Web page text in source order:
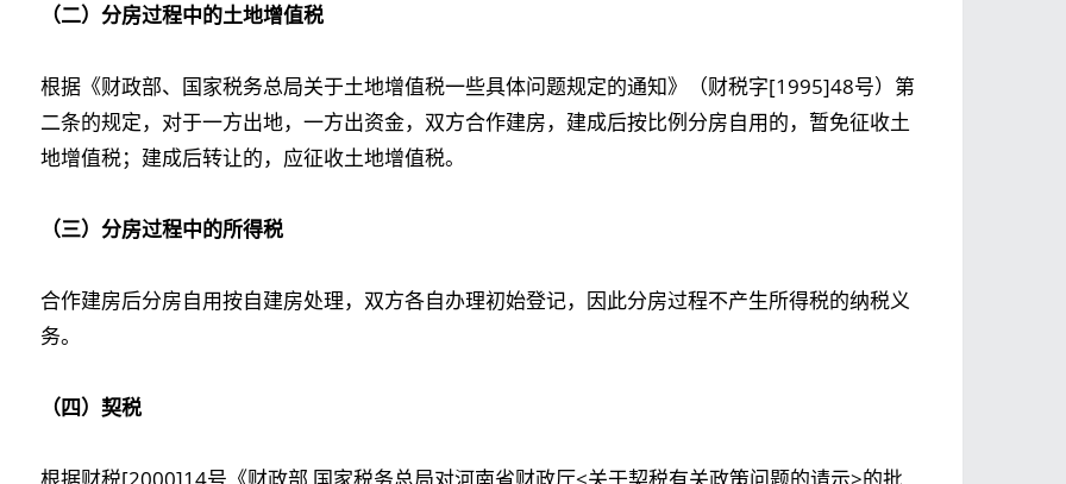
（二）分房过程中的土地增值税
根据《财政部、国家税务总局关于土地增值税一些具体问题规定的通知》（财税字[1995]48号）第
二条的规定，对于一方出地，一方出资金，双方合作建房，建成后按比例分房自用的，暂免征收土
地增值税；建成后转让的，应征收土地增值税。
（三）分房过程中的所得税
合作建房后分房自用按自建房处理，双方各自办理初始登记，因此分房过程不产生所得税的纳税义
务。
（四）契税